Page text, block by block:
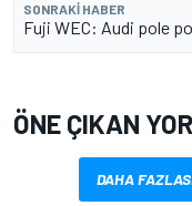
SONRAKI HABER
Fuji WEC: Audi pole
ÖNE ÇIKAN
DAHA